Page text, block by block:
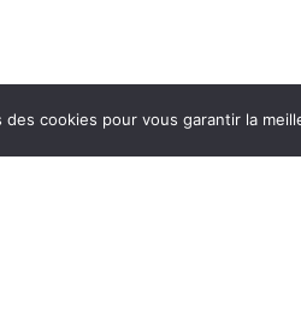
des cookies pour vous garantir la